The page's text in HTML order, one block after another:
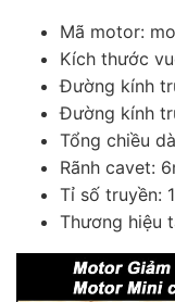
Mã motor:
Kích thước
Đường kính
Đường kính
Tổng chiều
Rãnh cavet:
Tỉ số truyền:
Thương hiệu